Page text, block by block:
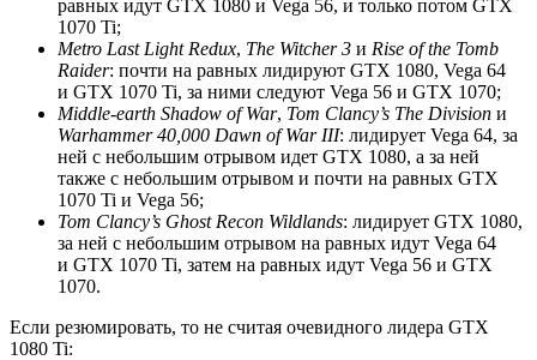
равных идут GTX 1080 и Vega 56, и только потом GTX
1070 Ti;
Metro Last Light Redux, The Witcher 3 и Rise of the Tomb
Raider: почти на равных лидируют GTX 1080, Vega 64
и GTX 1070 Ti, за ними следуют Vega 56 и GTX 1070;
Middle-earth Shadow of War, Tom Clancy’s The Division и
Warhammer 40,000 Dawn of War III: лидирует Vega 64, за
ней с небольшим отрывом идет GTX 1080, а за ней
также с небольшим отрывом и почти на равных GTX
1070 Ti и Vega 56;
Tom Clancy’s Ghost Recon Wildlands: лидирует GTX 1080,
за ней с небольшим отрывом на равных идут Vega 64
и GTX 1070 Ti, затем на равных идут Vega 56 и GTX
1070.
Если резюмировать, то не считая очевидного лидера GTX
1080 Ti: